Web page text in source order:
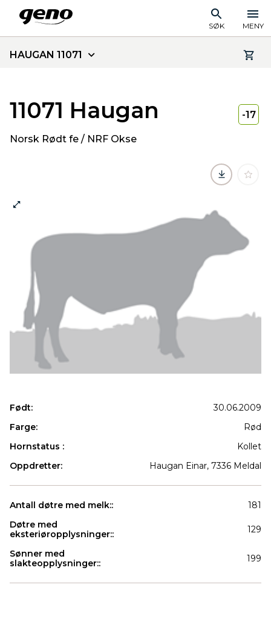
SØK MENY
HAUGAN 11071
11071 Haugan
Norsk Rødt fe / NRF Okse
-17
Født:
30.06.2009
Farge:
Rød
Hornstatus :
Kollet
Oppdretter:
Haugan Einar, 7336 Meldal
Antall døtre med melk::
181
Døtre med
eksteriøropplysninger::
129
Sønner med
slakteopplysninger::
199